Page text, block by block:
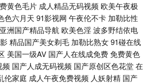
成人午夜剧场网站 欧美h喷 超碰91成人在线 福利
六六六 天天干天天爽 午夜资源福利 东京热AV情
美另类人妖 91性爱电影 www性福导航 精东AV
黄色毛片 成人精品无码视频 欧美午夜极
色六月天 91影视网 午夜伦不卡 加勒比性
亚洲国产精品导航 欧美色淫波多野结依电
精品国产美女剃毛 加勒比熟女91碰在线
美国一级AV 国产人在线成免费免费黄色
频 国产人成无码视频 国产原创区色花堂在
伦家庭 成人午夜免费视频 人妖射精 国产